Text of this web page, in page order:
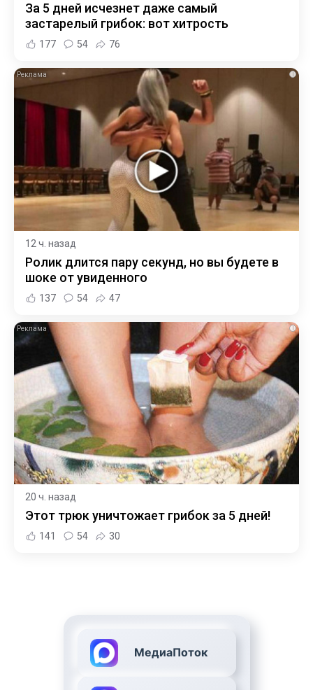
За 5 дней исчезнет даже самый
застарелый грибок: вот хитрость
177 54 76
i
12 ч. назад
Ролик длится пару секунд, но вы будете в
шоке от увиденного
137 54 47
i
20 ч. назад
Этот трюк уничтожает грибок за 5 дней!
141 54 30
МедиаПоток